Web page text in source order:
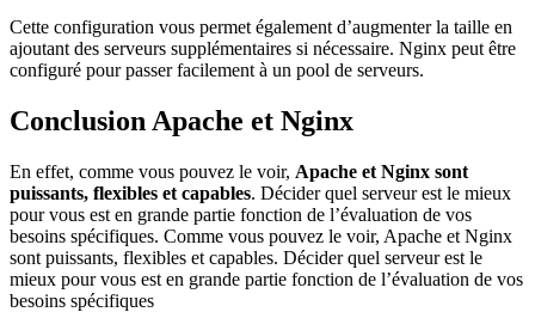
Cette configuration vous permet également d’augmenter la taille en
ajoutant des serveurs supplémentaires si nécessaire. Nginx peut être
configuré pour passer facilement à un pool de serveurs.
Conclusion Apache et Nginx
En effet, comme vous pouvez le voir, Apache et Nginx sont
puissants, flexibles et capables. Décider quel serveur est le mieux
pour vous est en grande partie fonction de l’évaluation de vos
besoins spécifiques. Comme vous pouvez le voir, Apache et Nginx
sont puissants, flexibles et capables. Décider quel serveur est le
mieux pour vous est en grande partie fonction de l’évaluation de vos
besoins spécifiques